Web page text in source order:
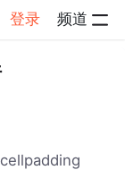
登录 频道